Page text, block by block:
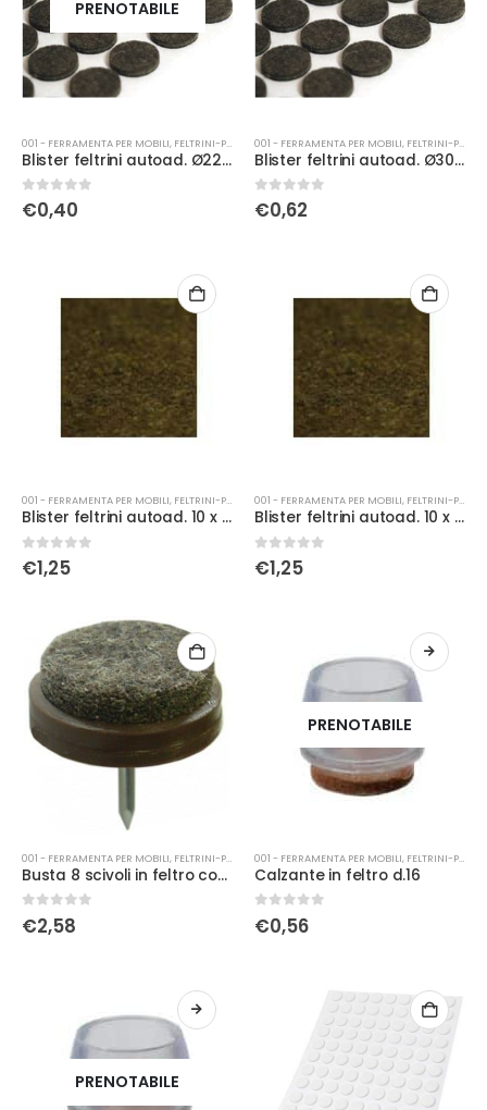
PRENOTABILE
001 - FERRAMENTA PER MOBILI, FELTRINI-PATTINI
Blister feltrini autoad. Ø22 bianco
0Su 5
€0,40
001 - FERRAMENTA PER MOBILI, FELTRINI-PATTINI
Blister feltrini autoad. Ø30 bianco
0Su 5
€0,62
001 - FERRAMENTA PER MOBILI, FELTRINI-PATTINI
Blister feltrini autoad. 10 x 10 bianco
0Su 5
€1,25
001 - FERRAMENTA PER MOBILI, FELTRINI-PATTINI
Blister feltrini autoad. 10 x 10 marrone
0Su 5
€1,25
001 - FERRAMENTA PER MOBILI, FELTRINI-PATTINI
Busta 8 scivoli in feltro con chiodo marrone d.28
0Su 5
€2,58
PRENOTABILE
001 - FERRAMENTA PER MOBILI, FELTRINI-PATTINI
Calzante in feltro d.16
0Su 5
€0,56
PRENOTABILE